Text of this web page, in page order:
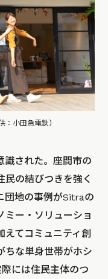
小田急電鉄）
識された。座間市の
民の結びつきを強く
団地の事例がSitraの
ミー・ソリューショ
てコミュニティ創
ちな単身世帯がホシ
には住民主体のつ